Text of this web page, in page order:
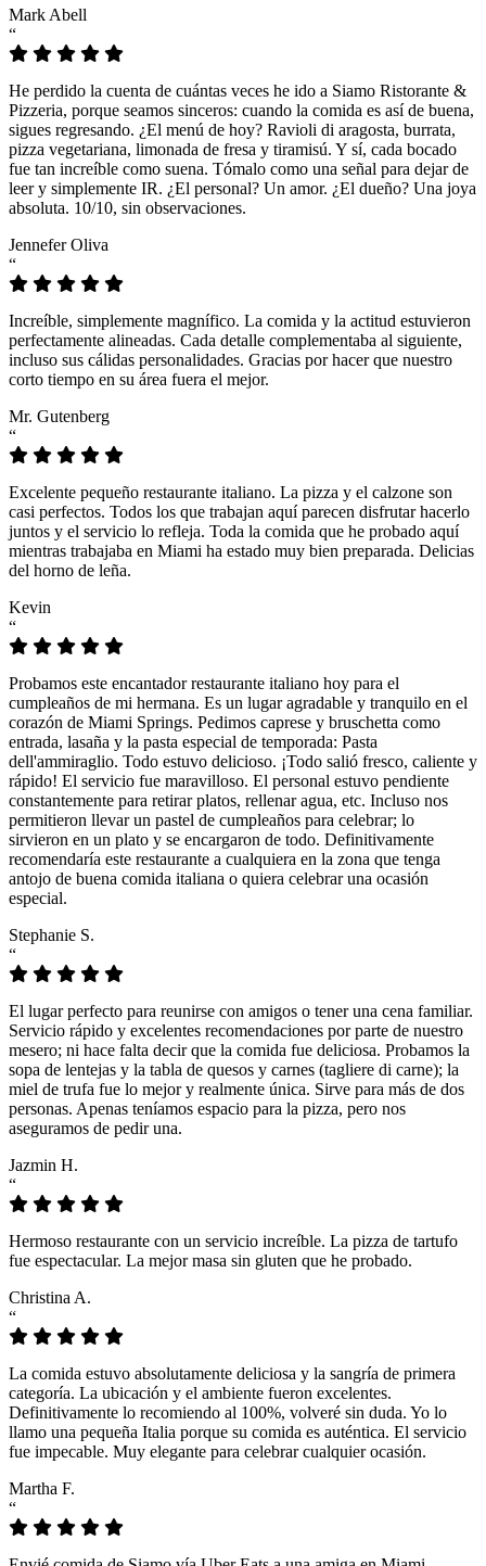
Mark Abell
“
He perdido la cuenta de cuántas veces he ido a Siamo Ristorante &
Pizzeria, porque seamos sinceros: cuando la comida es así de buena,
sigues regresando. ¿El menú de hoy? Ravioli di aragosta, burrata,
pizza vegetariana, limonada de fresa y tiramisú. Y sí, cada bocado
fue tan increíble como suena. Tómalo como una señal para dejar de
leer y simplemente IR. ¿El personal? Un amor. ¿El dueño? Una joya
absoluta. 10/10, sin observaciones.
Jennefer Oliva
“
Increíble, simplemente magnífico. La comida y la actitud estuvieron
perfectamente alineadas. Cada detalle complementaba al siguiente,
incluso sus cálidas personalidades. Gracias por hacer que nuestro
corto tiempo en su área fuera el mejor.
Mr. Gutenberg
“
Excelente pequeño restaurante italiano. La pizza y el calzone son
casi perfectos. Todos los que trabajan aquí parecen disfrutar hacerlo
juntos y el servicio lo refleja. Toda la comida que he probado aquí
mientras trabajaba en Miami ha estado muy bien preparada. Delicias
del horno de leña.
Kevin
“
Probamos este encantador restaurante italiano hoy para el
cumpleaños de mi hermana. Es un lugar agradable y tranquilo en el
corazón de Miami Springs. Pedimos caprese y bruschetta como
entrada, lasaña y la pasta especial de temporada: Pasta
dell'ammiraglio. Todo estuvo delicioso. ¡Todo salió fresco, caliente y
rápido! El servicio fue maravilloso. El personal estuvo pendiente
constantemente para retirar platos, rellenar agua, etc. Incluso nos
permitieron llevar un pastel de cumpleaños para celebrar; lo
sirvieron en un plato y se encargaron de todo. Definitivamente
recomendaría este restaurante a cualquiera en la zona que tenga
antojo de buena comida italiana o quiera celebrar una ocasión
especial.
Stephanie S.
“
El lugar perfecto para reunirse con amigos o tener una cena familiar.
Servicio rápido y excelentes recomendaciones por parte de nuestro
mesero; ni hace falta decir que la comida fue deliciosa. Probamos la
sopa de lentejas y la tabla de quesos y carnes (tagliere di carne); la
miel de trufa fue lo mejor y realmente única. Sirve para más de dos
personas. Apenas teníamos espacio para la pizza, pero nos
aseguramos de pedir una.
Jazmin H.
“
Hermoso restaurante con un servicio increíble. La pizza de tartufo
fue espectacular. La mejor masa sin gluten que he probado.
Christina A.
“
La comida estuvo absolutamente deliciosa y la sangría de primera
categoría. La ubicación y el ambiente fueron excelentes.
Definitivamente lo recomiendo al 100%, volveré sin duda. Yo lo
llamo una pequeña Italia porque su comida es auténtica. El servicio
fue impecable. Muy elegante para celebrar cualquier ocasión.
Martha F.
“